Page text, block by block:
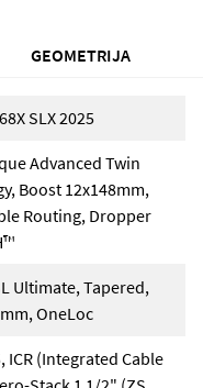
GEOMETRIJA
SLX 2025
Advanced Twin
Boost 12x148mm,
Routing, Dropper
Ultimate, Tapered,
OneLoc
ICR (Integrated Cable